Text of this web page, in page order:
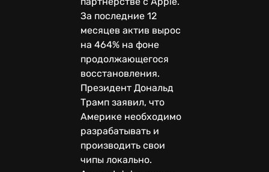
За последние 12
месяцев актив вырос
на 464% на фоне
продолжающегося
восстановления.
Президент Дональд
Трамп заявил, что
Америке необходимо
разрабатывать и
производить свои
чипы локально.